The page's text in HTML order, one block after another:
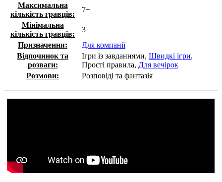
Максимальна
кількість гравців:
7+
Мінімальна
кількість гравців:
3
Призначення:
Для компанії
Відпочинок та
розваги:
Ігри із завданнями, Швидкі ігри,
Прості правила, Для вечірок
Розмови:
Розповіді та фантазія